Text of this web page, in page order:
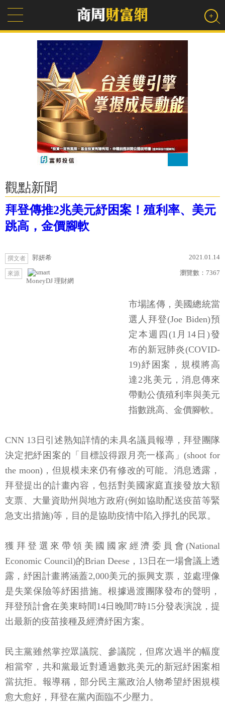
觀點新聞
拜登傳推2兆美元紓困案！殖利率、美元
跳高，金價腳軟
撰文者 郭妍希 2021.01.14
來源
MoneyDJ 理財網
瀏覽數： 7367
市場謠傳，美國總統當
選人拜登(Joe Biden)預
定本週四(1月14日)發
布的新冠肺炎(COVID-
19)紓困案，規模將高
達2兆美元，消息傳來
帶動公債殖利率與美元
指數跳高、金價腳軟。
CNN 13日引述熟知詳情的未具名議員報導，拜登團隊
決定把紓困案的「目標設得跟月亮一樣高」(shoot for
the moon)，但規模未來仍有修改的可能。消息透露，
拜登提出的計畫內容，包括對美國家庭直接發放大額
支票、大量資助州與地方政府(例如協助配送疫苗等緊
急支出措施)等，目的是協助疫情中陷入掙扎的民眾。
獲拜登選來帶領美國國家經濟委員會(National
Economic Council)的Brian Deese，13日在一場會議上透
露，紓困計畫將涵蓋2,000美元的振興支票，並處理像
是失業保險等紓困措施。根據過渡團隊發布的聲明，
拜登預計會在美東時間14日晚間7時15分發表演說，提
出最新的疫苗接種及經濟紓困方案。
民主黨雖然掌控眾議院、參議院，但席次過半的幅度
相當窄，共和黨最近對通過數兆美元的新冠紓困案相
當抗拒。報導稱，部分民主黨政治人物希望紓困規模
愈大愈好，拜登在黨內面臨不少壓力。